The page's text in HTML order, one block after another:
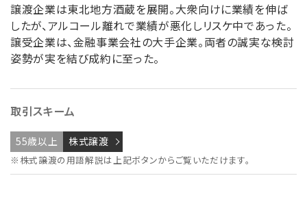
譲渡企業は東北地方酒蔵を展開。大衆向けに業績を伸ば
したが、アルコール離れで業績が悪化しリスケ中であった。
譲受企業は、金融事業会社の大手企業。両者の誠実な検討
姿勢が実を結び成約に至った。
取引スキーム
55歳以上 株式譲渡
※株式譲渡の用語解説は上記ボタンからご覧いただけます。